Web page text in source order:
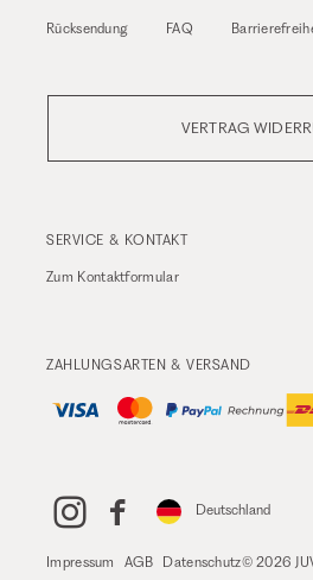
Rücksendung FAQ
VERTRAG
SERVICE & KONTAKT
Zum Kontaktformular
ZAHLUNGSARTEN & VERSAND
Deutschland
Impressum AGB Datenschutz© 2026